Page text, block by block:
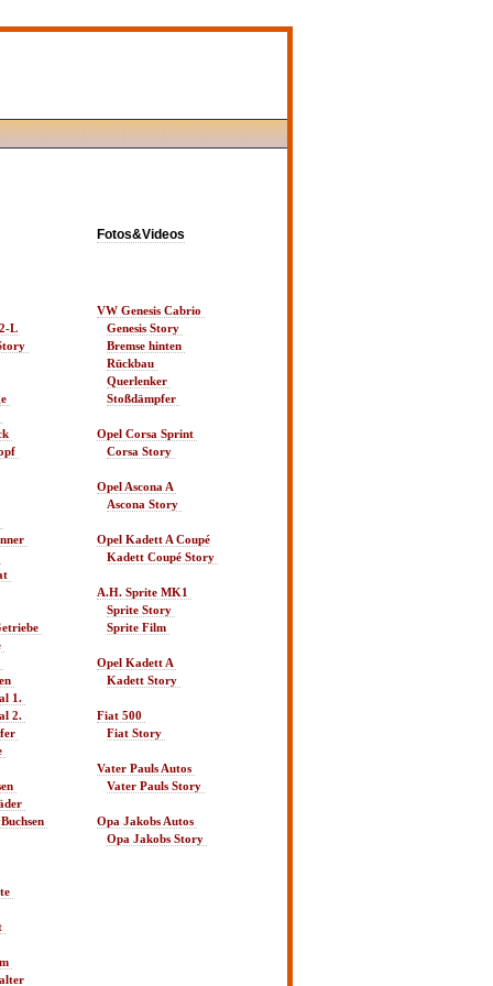
Fotos&Videos
L
1.
2.
VW Genesis Cabrio
Genesis Story
Bremse hinten
Rückbau
Querlenker
Stoßdämpfer
Opel Corsa Sprint
Corsa Story
Opel Ascona A
Ascona Story
Opel Kadett A Coupé
Kadett Coupé Story
A.H. Sprite MK1
Sprite Story
Sprite Film
Opel Kadett A
Kadett Story
Fiat 500
Fiat Story
Vater Pauls Autos
Vater Pauls Story
Opa Jakobs Autos
Opa Jakobs Story